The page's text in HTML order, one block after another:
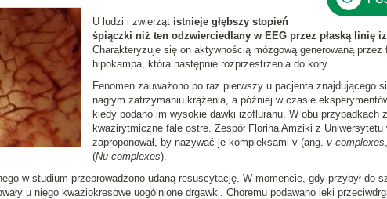
U ludzi i zwierząt istnieje głębszy stopień
śpiączki niż ten odzwierciedlany w EEG przez płaską linię
Charakteryzuje się on aktywnością mózgową generowaną przez
hipokampa, która następnie rozprzestrzenia do kory.
Fenomen zauważono po raz pierwszy u pacjenta znajdującego
nagłym zatrzymaniu krążenia, a później w czasie
kiedy podano im wysokie dawki izofluranu. W obu przypadkach
kwazirytmiczne fale ostre. Zespół Florina Amziki z Uniwersytetu
zaproponował, by nazywać je kompleksami v (ang. v-complexes
(Nu-complexes).
w studium przeprowadzono udaną resuscytację. W momencie, gdy przybył do
u niego kwaziokresowe uogólnione drgawki. Choremu podawano leki